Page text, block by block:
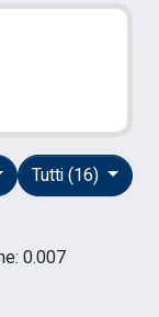
Tutti (16)
0.007